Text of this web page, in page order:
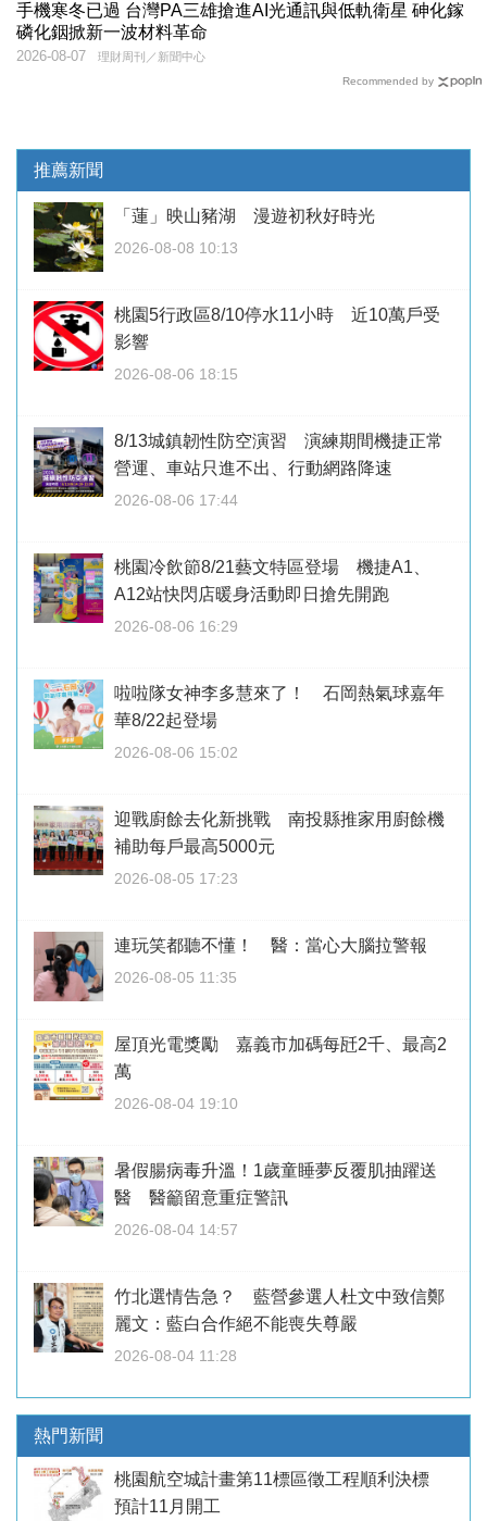
手機寒冬已過 台灣PA三雄搶進AI光通訊與低軌衛星 砷化鎵
磷化銦掀新一波材料革命
理財周刊／新聞中心
2026-08-07
Recommended by
推薦新聞
「蓮」映山豬湖 漫遊初秋好時光
2026-08-08 10:13
桃園5行政區8/10停水11小時 近10萬戶受
影響
2026-08-06 18:15
8/13城鎮韌性防空演習 演練期間機捷正常
營運、車站只進不出、行動網路降速
2026-08-06 17:44
桃園冷飲節8/21藝文特區登場 機捷A1、
A12站快閃店暖身活動即日搶先開跑
2026-08-06 16:29
啦啦隊女神李多慧來了！ 石岡熱氣球嘉年
華8/22起登場
2026-08-06 15:02
迎戰廚餘去化新挑戰 南投縣推家用廚餘機
補助每戶最高5000元
2026-08-05 17:23
連玩笑都聽不懂！ 醫：當心大腦拉警報
2026-08-05 11:35
屋頂光電獎勵 嘉義市加碼每瓩2千、最高2
萬
2026-08-04 19:10
暑假腸病毒升溫！1歲童睡夢反覆肌抽躍送
醫 醫籲留意重症警訊
2026-08-04 14:57
竹北選情告急？ 藍營參選人杜文中致信鄭
麗文：藍白合作絕不能喪失尊嚴
2026-08-04 11:28
熱門新聞
桃園航空城計畫第11標區徵工程順利決標
預計11月開工